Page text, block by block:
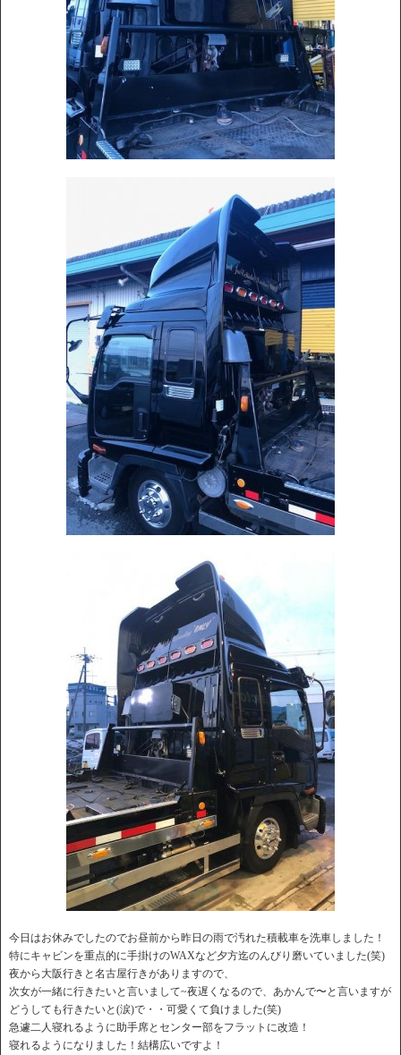
今日はお休みでしたのでお昼前から昨日の雨で汚れた積載車を洗車しました！
特にキャビンを重点的に手掛けのWAXなど夕方迄のんびり磨いていました(笑)
夜から大阪行きと名古屋行きがありますので、
次女が一緒に行きたいと言いまして~夜遅くなるので、あかんで〜と言いますが
どうしても行きたいと(涙)で・・可愛くて負けました(笑)
急遽二人寝れるように助手席とセンター部をフラットに改造！
寝れるようになりました！結構広いですよ！